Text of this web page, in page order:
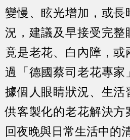
變慢、眩光增加，或長
況，建議及早接受完整
竟是老花、白內障，或
過「德國蔡司老花專家
據個人眼睛狀況、生活
供客製化的老花解決方
回夜晚與日常生活中的